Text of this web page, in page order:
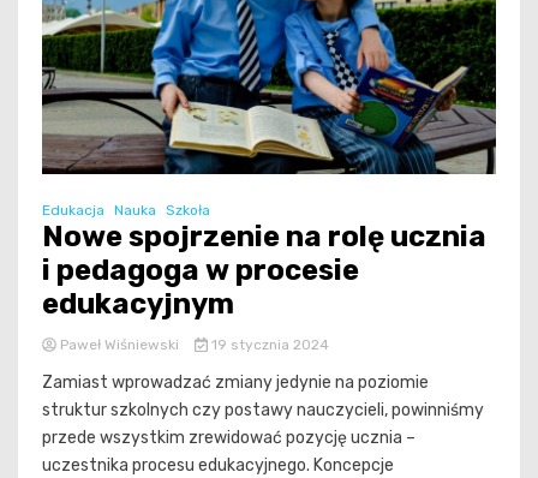
Edukacja Nauka Szkoła
Nowe spojrzenie na rolę ucznia
i pedagoga w procesie
edukacyjnym
Paweł Wiśniewski 19 stycznia 2024
Zamiast wprowadzać zmiany jedynie na poziomie
struktur szkolnych czy postawy nauczycieli, powinniśmy
przede wszystkim zrewidować pozycję ucznia –
uczestnika procesu edukacyjnego. Koncepcje